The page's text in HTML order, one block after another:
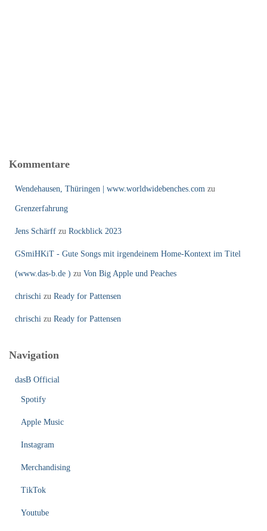
Kommentare
Wendehausen, Thüringen | www.worldwidebenches.com zu
Grenzerfahrung
Jens Schärff zu Rockblick 2023
GSmiHKiT - Gute Songs mit irgendeinem Home-Kontext im Titel
(www.das-b.de ) zu Von Big Apple und Peaches
chrischi zu Ready for Pattensen
chrischi zu Ready for Pattensen
Navigation
dasB Official
Spotify
Apple Music
Instagram
Merchandising
TikTok
Youtube